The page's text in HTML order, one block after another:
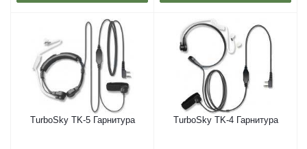
TurboSky TK-5 Гарнитура TurboSky TK-4 Гарнитура